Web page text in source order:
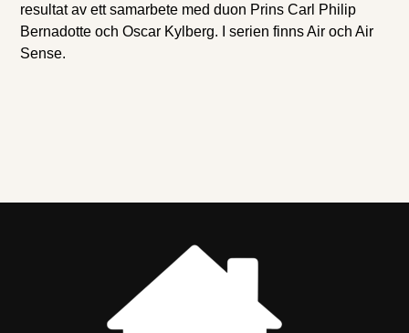
resultat av ett samarbete med duon Prins Carl Philip
Bernadotte och Oscar Kylberg. I serien finns Air och Air
Sense.